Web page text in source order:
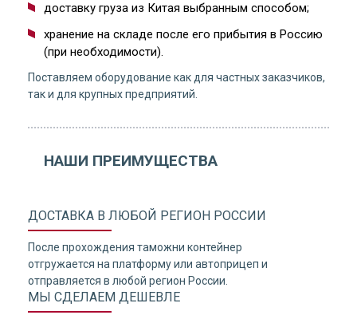
доставку груза из Китая выбранным способом;
хранение на складе после его прибытия в Россию
(при необходимости).
Поставляем оборудование как для частных заказчиков,
так и для крупных предприятий.
НАШИ ПРЕИМУЩЕСТВА
ДОСТАВКА В ЛЮБОЙ РЕГИОН РОССИИ
После прохождения таможни контейнер
отгружается на платформу или автоприцеп и
отправляется в любой регион России.
МЫ СДЕЛАЕМ ДЕШЕВЛЕ